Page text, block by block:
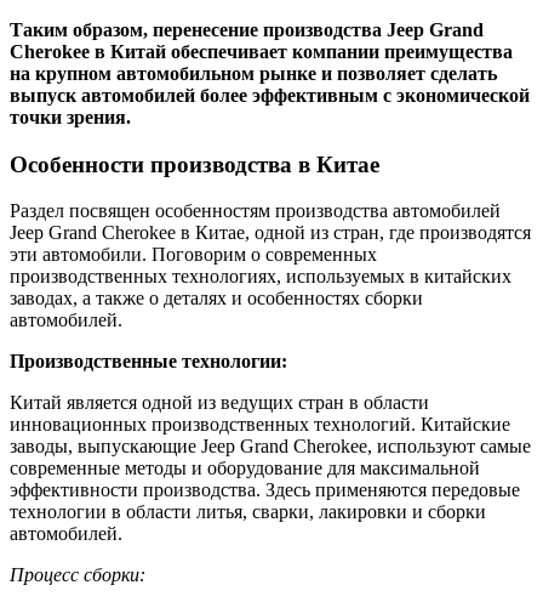
Таким образом, перенесение производства Jeep Grand
Cherokee в Китай обеспечивает компании преимущества
на крупном автомобильном рынке и позволяет сделать
выпуск автомобилей более эффективным с экономической
точки зрения.
Особенности производства в Китае
Раздел посвящен особенностям производства автомобилей
Jeep Grand Cherokee в Китае, одной из стран, где производятся
эти автомобили. Поговорим о современных
производственных технологиях, используемых в китайских
заводах, а также о деталях и особенностях сборки
автомобилей.
Производственные технологии:
Китай является одной из ведущих стран в области
инновационных производственных технологий. Китайские
заводы, выпускающие Jeep Grand Cherokee, используют самые
современные методы и оборудование для максимальной
эффективности производства. Здесь применяются передовые
технологии в области литья, сварки, лакировки и сборки
автомобилей.
Процесс сборки: